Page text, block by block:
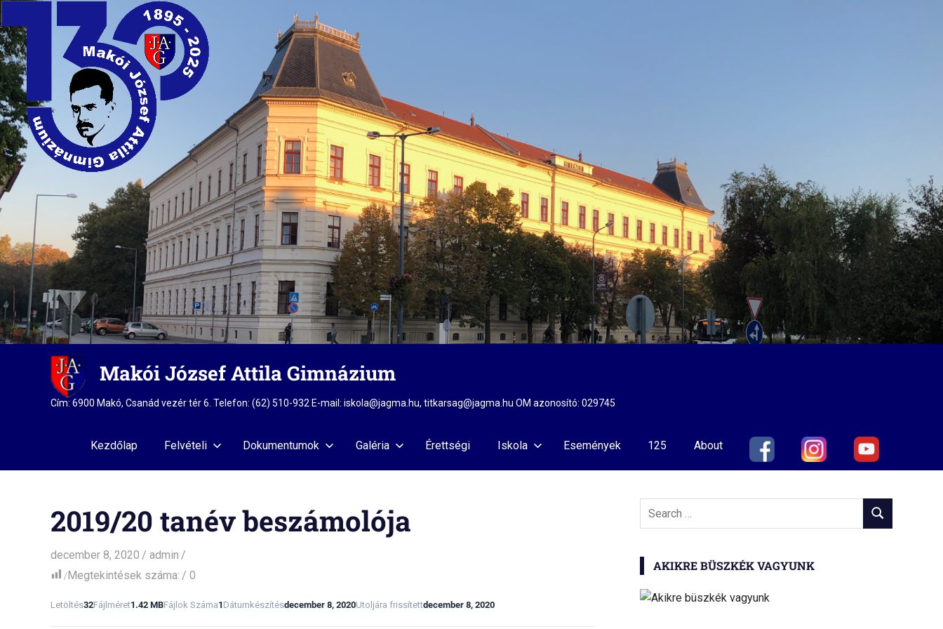
Makói József Attila Gimnázium
Cím: 6900 Makó, Csanád vezér tér 6. Telefon: (62) 510-932 E-mail: iskola@jagma.hu, titkarsag@jagma.hu OM azonosító: 029745
Kezdőlap Felvételi Dokumentumok Galéria Érettségi Iskola Események 125 About
2019/20 tanév beszámolója
december 8, 2020
admin
Megtekintések száma:
0
Letöltés32Fájlméret1.42 MBFájlok Száma1 Dátumkészítésdecember 8, 2020Utoljára frissítettdecember 8, 2020
Search
SEARCH
AKIKRE BÜSZKÉK VAGYUNK